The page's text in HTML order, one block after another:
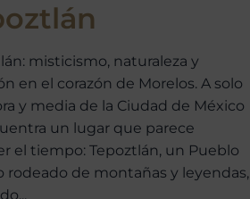
misticismo, naturaleza y
en el corazón de Morelos. A solo
y media de la Ciudad de México
un lugar que parece
el tiempo: Tepoztlán, un Pueblo
rodeado de montañas y leyendas,